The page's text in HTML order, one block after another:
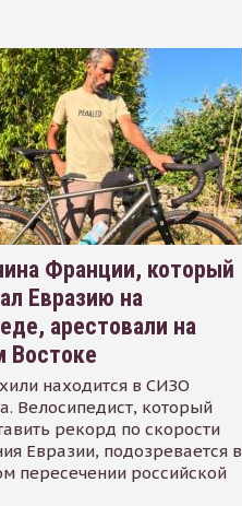
Франции, который
Евразию на
арестовали на
Востоке
находится в СИЗО
Велосипедист, который
рекорд по скорости
Евразии, подозревается в
пересечении российской